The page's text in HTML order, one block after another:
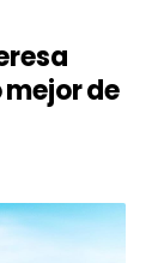
mejor de